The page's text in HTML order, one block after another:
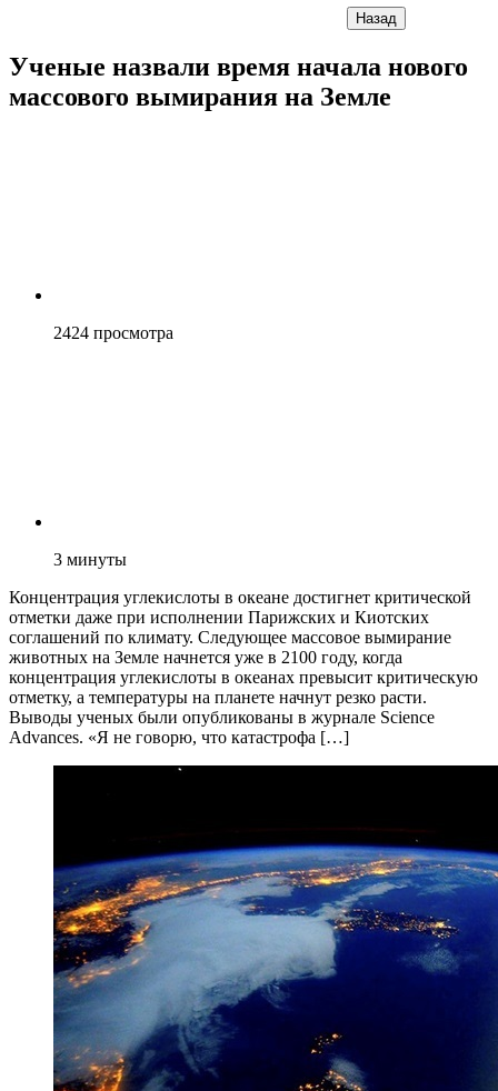
Назад
Ученые назвали время начала нового
массового вымирания на Земле
2424 просмотра
3 минуты
Концентрация углекислоты в океане достигнет критической
отметки даже при исполнении Парижских и Киотских
соглашений по климату. Следующее массовое вымирание
животных на Земле начнется уже в 2100 году, когда
концентрация углекислоты в океанах превысит критическую
отметку, а температуры на планете начнут резко расти.
Выводы ученых были опубликованы в журнале Science
Advances. «Я не говорю, что катастрофа […]